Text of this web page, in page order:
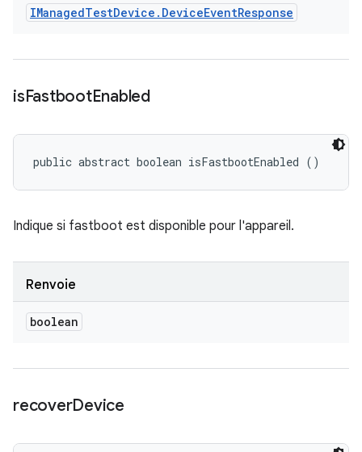
IManagedTestDevice . DeviceEventResponse
isFastbootEnabled
public abstract boolean isFastbootEnabled ()
Indique si fastboot est disponible pour l'appareil.
Renvoie
boolean
recoverDevice